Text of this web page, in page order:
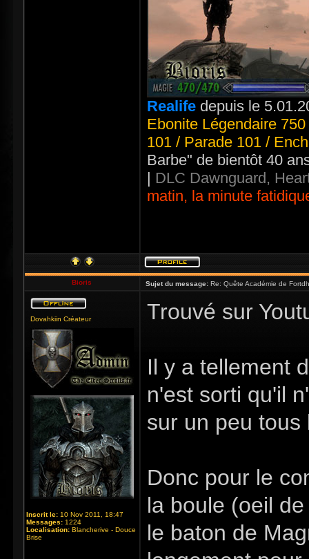
Realife depuis le
Ebonite Légendaire
101 / Parade 101 /
Barbe" de bientôt 40
| DLC Dawnguard,
matin, la minute
Bioris Sujet du message: Re: Quête Académie de
Dovahkiin Créateur
Inscrit le: 10 Nov 2011, 18:47
Messages: 1224
Localisation: Blancherive - Douce
Brise
Trouvé sur
Il y a tellement
n'est sorti qu'il
sur un peu
Donc pour le
la boule (oeil
le baton de